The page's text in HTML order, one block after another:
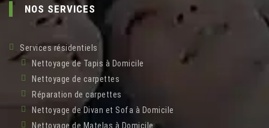
NOS SERVICES
Services résidentiels
Nettoyage de Tapis à Domicile
Nettoyage de carpettes
Réparation de carpettes
Nettoyage de Divan et Sofa à Domicile
Nettoyage de Matelas à Domicile